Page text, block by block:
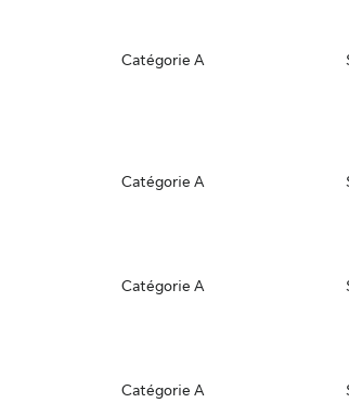
Catégorie A
Catégorie A
Catégorie A
Catégorie A